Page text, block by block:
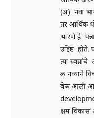
(अ) नवा
तर आर्थिक
भारणे हे
उद्दिष्ट
त्या
ल नव्याने
वेळ आली
क्षम